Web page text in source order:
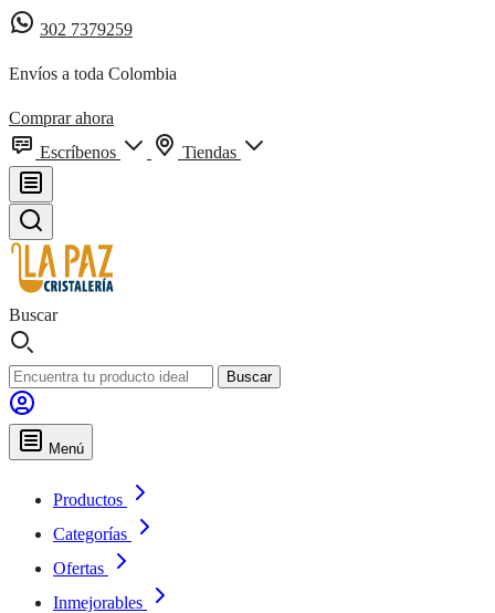
302 7379259
Envíos a toda Colombia
Comprar ahora
Escríbenos
Tiendas
Buscar
Buscar
Menú
Productos
Categorías
Ofertas
Inmejorables